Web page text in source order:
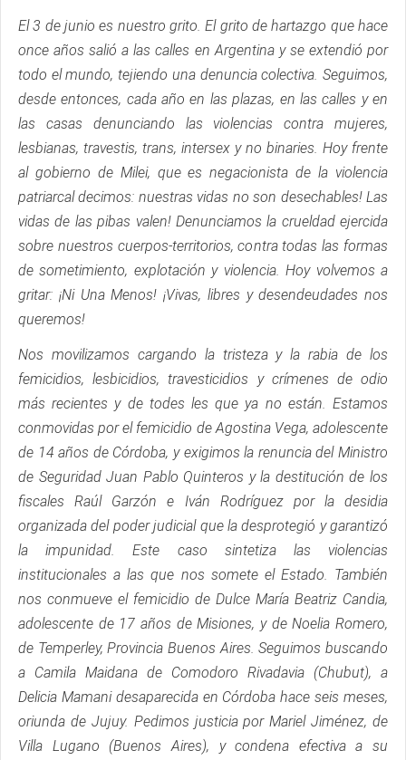
El 3 de junio es nuestro grito. El grito de hartazgo que hace
once años salió a las calles en Argentina y se extendió por
todo el mundo, tejiendo una denuncia colectiva. Seguimos,
desde entonces, cada año en las plazas, en las calles y en
las casas denunciando las violencias contra mujeres,
lesbianas, travestis, trans, intersex y no binaries. Hoy frente
al gobierno de Milei, que es negacionista de la violencia
patriarcal decimos: nuestras vidas no son desechables! Las
vidas de las pibas valen! Denunciamos la crueldad ejercida
sobre nuestros cuerpos-territorios, contra todas las formas
de sometimiento, explotación y violencia. Hoy volvemos a
gritar: ¡Ni Una Menos! ¡Vivas, libres y desendeudades nos
queremos!
Nos movilizamos cargando la tristeza y la rabia de los
femicidios, lesbicidios, travesticidios y crímenes de odio
más recientes y de todes les que ya no están. Estamos
conmovidas por el femicidio de Agostina Vega, adolescente
de 14 años de Córdoba, y exigimos la renuncia del Ministro
de Seguridad Juan Pablo Quinteros y la destitución de los
fiscales Raúl Garzón e Iván Rodríguez por la desidia
organizada del poder judicial que la desprotegió y garantizó
la impunidad. Este caso sintetiza las violencias
institucionales a las que nos somete el Estado. También
nos conmueve el femicidio de Dulce María Beatriz Candia,
adolescente de 17 años de Misiones, y de Noelia Romero,
de Temperley, Provincia Buenos Aires. Seguimos buscando
a Camila Maidana de Comodoro Rivadavia (Chubut), a
Delicia Mamani desaparecida en Córdoba hace seis meses,
oriunda de Jujuy. Pedimos justicia por Mariel Jiménez, de
Villa Lugano (Buenos Aires), y condena efectiva a su